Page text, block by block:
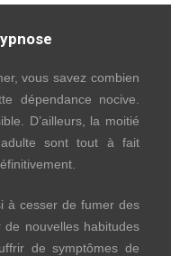
vous savez combien
dépendance nocive.
D’ailleurs, la moitié
sont tout à fait
à cesser de fumer des
nouvelles habitudes
de symptômes de